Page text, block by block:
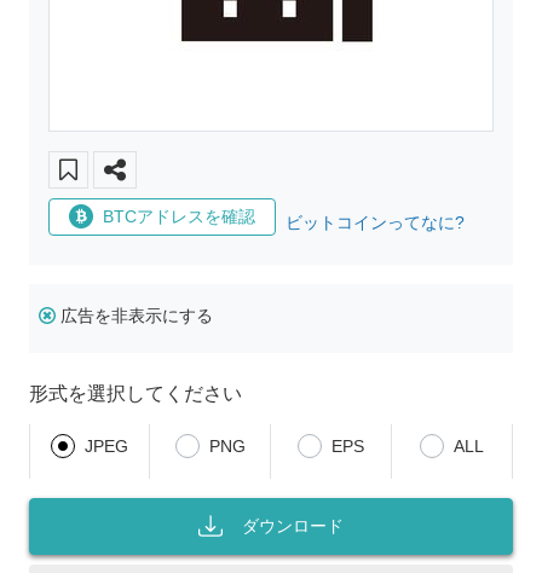
BTCアドレスを確認 ビットコインってなに?
広告を非表示にする
形式を選択してください
JPEG PNG EPS ALL
ダウンロード